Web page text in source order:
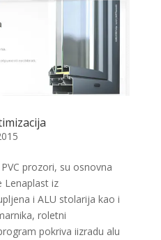
prozori, su osnovna
Lenaplast iz
i ALU stolarija kao i
roletni
pokriva iizradu alu